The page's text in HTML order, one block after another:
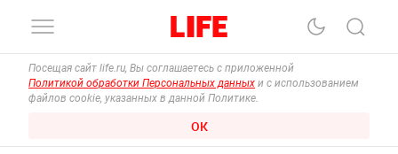
Посещая сайт life.ru, Вы соглашаетесь с приложенной
Политикой обработки Персональных данных и с использованием
файлов cookie, указанных в данной Политике.
ОК